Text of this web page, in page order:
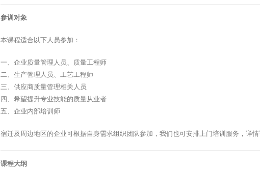
参训对象
本课程适合以下人员参加：
一、企业质量管理人员、质量工程师
二、生产管理人员、工艺工程师
三、供应商质量管理相关人员
四、希望提升专业技能的质量从业者
五、企业内部培训师
宿迁及周边地区的企业可根据自身需求组织团队参加，我们也可安排上门培训服务，详情
课程大纲